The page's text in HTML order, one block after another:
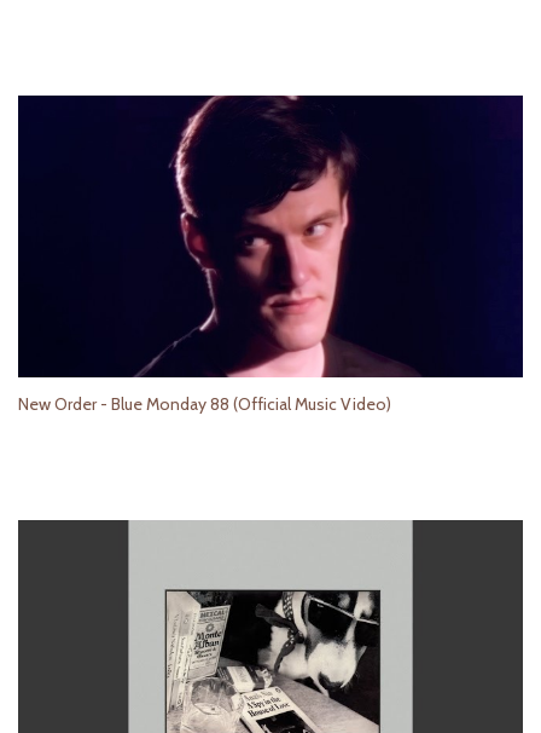
New Order - Blue Monday 88 (Official Music Video)